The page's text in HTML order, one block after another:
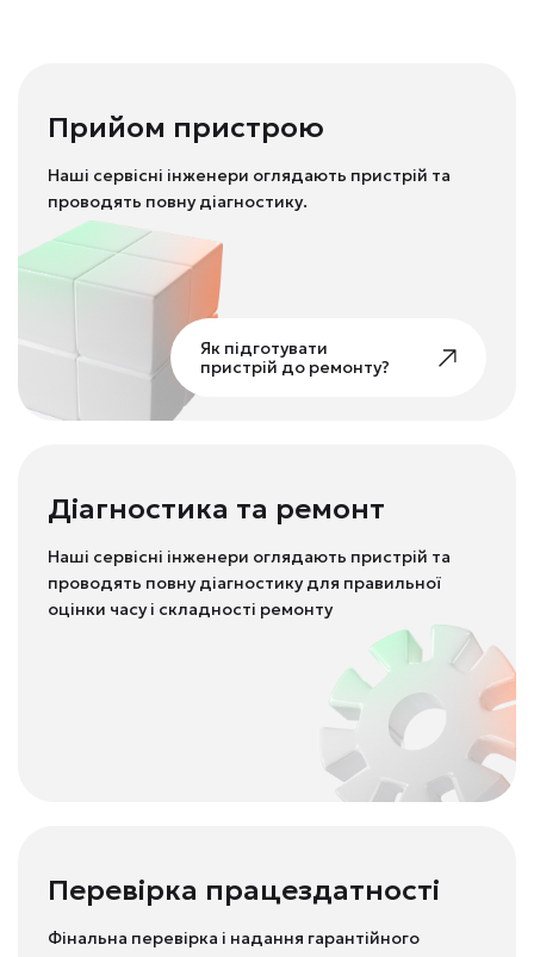
Прийом пристрою
Наші сервісні інженери оглядають пристрій та
проводять повну діагностику.
Як підготувати
пристрій до ремонту?
Діагностика та ремонт
Наші сервісні інженери оглядають пристрій та
проводять повну діагностику для правильної
оцінки часу і складності ремонту
Перевірка працездатності
Фінальна перевірка і надання гарантійного